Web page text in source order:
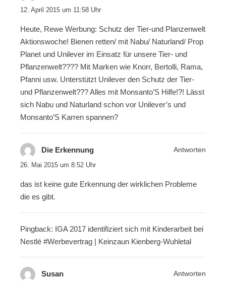
12. April 2015 um 11:58 Uhr
Heute, Rewe Werbung: Schutz der Tier-und Planzenwelt
Aktionswoche! Bienen retten/ mit Nabu/ Naturland/ Prop
Planet und Unilever im Einsatz für unsere Tier- und
Pflanzenwelt???? Mit Marken wie Knorr, Bertolli, Rama,
Pfanni usw. Unterstützt Unilever den Schutz der Tier-
und Pflanzenwelt??? Alles mit Monsanto’S Hilfe!?! Lässt
sich Nabu und Naturland schon vor Unilever’s und
Monsanto’S Karren spannen?
Die Erkennung
26. Mai 2015 um 8:52 Uhr
das ist keine gute Erkennung der wirklichen Probleme
die es gibt.
Antworten
Pingback: IGA 2017 identifiziert sich mit Kinderarbeit bei
Nestlé #Werbevertrag | Keinzaun Kienberg-Wuhletal
Susan Antworten